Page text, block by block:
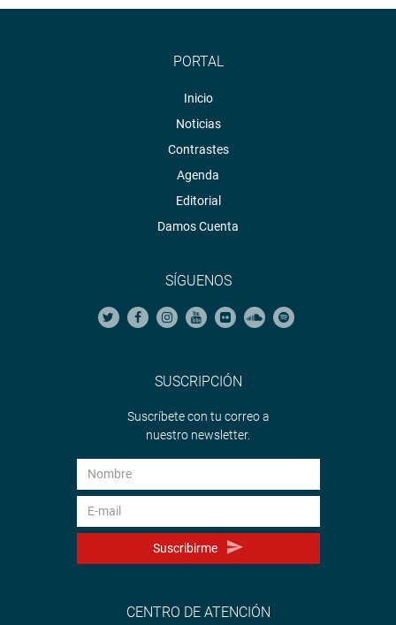
PORTAL
Inicio
Noticias
Contrastes
Agenda
Editorial
Damos Cuenta
SÍGUENOS
SUSCRIPCIÓN
Suscríbete con tu correo a
nuestro newsletter.
Suscribirme
CENTRO DE ATENCIÓN